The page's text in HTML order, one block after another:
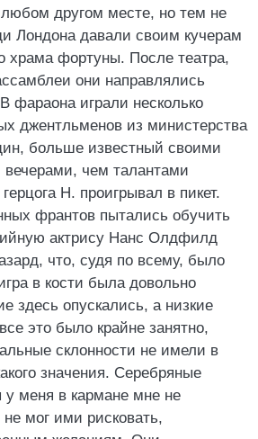
любом другом месте, но тем не
Лондона давали своим кучерам
храма фортуны. После театра,
они направлялись
фараона играли несколько
джентльменов из министерства
больше известный своими
чем талантами
Н. проигрывал в пикет.
франтов пытались обучить
актрису Нанс Олдфилд
что, судя по всему, было
в кости была довольно
здесь опускались, а низкие
это было крайне занятно,
склонности не имели в
значения. Серебряные
у меня в кармане мне не
мог ими рисковать,